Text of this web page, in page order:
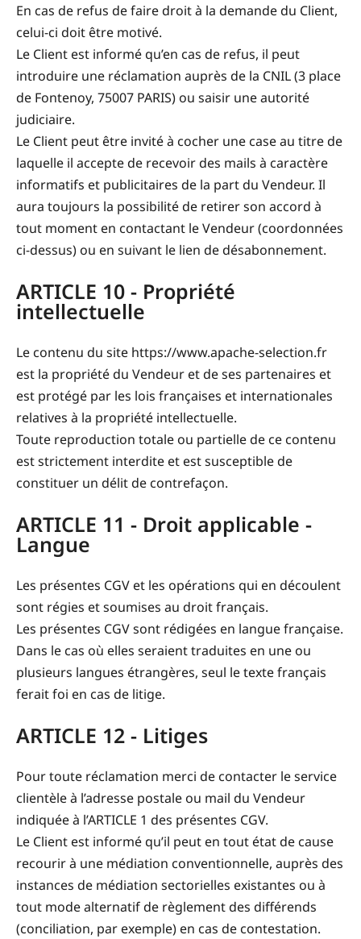
En cas de refus de faire droit à la demande du Client,
celui-ci doit être motivé.
Le Client est informé qu’en cas de refus, il peut
introduire une réclamation auprès de la CNIL (3 place
de Fontenoy, 75007 PARIS) ou saisir une autorité
judiciaire.
Le Client peut être invité à cocher une case au titre de
laquelle il accepte de recevoir des mails à caractère
informatifs et publicitaires de la part du Vendeur. Il
aura toujours la possibilité de retirer son accord à
tout moment en contactant le Vendeur (coordonnées
ci-dessus) ou en suivant le lien de désabonnement.
ARTICLE 10 - Propriété
intellectuelle
Le contenu du site https://www.apache-selection.fr
est la propriété du Vendeur et de ses partenaires et
est protégé par les lois françaises et internationales
relatives à la propriété intellectuelle.
Toute reproduction totale ou partielle de ce contenu
est strictement interdite et est susceptible de
constituer un délit de contrefaçon.
ARTICLE 11 - Droit applicable -
Langue
Les présentes CGV et les opérations qui en découlent
sont régies et soumises au droit français.
Les présentes CGV sont rédigées en langue française.
Dans le cas où elles seraient traduites en une ou
plusieurs langues étrangères, seul le texte français
ferait foi en cas de litige.
ARTICLE 12 - Litiges
Pour toute réclamation merci de contacter le service
clientèle à l’adresse postale ou mail du Vendeur
indiquée à l’ARTICLE 1 des présentes CGV.
Le Client est informé qu’il peut en tout état de cause
recourir à une médiation conventionnelle, auprès des
instances de médiation sectorielles existantes ou à
tout mode alternatif de règlement des différends
(conciliation, par exemple) en cas de contestation.